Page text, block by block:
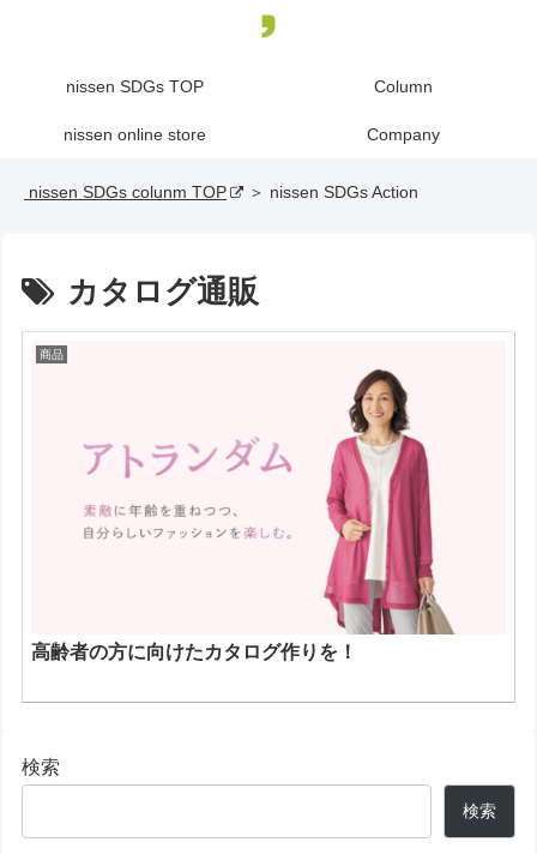
nissen SDGs TOP Column
nissen online store Company
nissen SDGs colunm TOP ＞ nissen SDGs Action
カタログ通販
商品
高齢者の方に向けたカタログ作りを！
検索
検索